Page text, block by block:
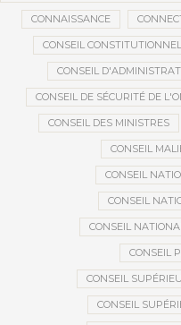
CONNAISSANCE
CONSEIL CONSTITUTIONNEL
CONSEIL
CONSEIL DE SÉCURITÉ DE
CONSEIL DES MINISTRES
CONSEIL
CONSEIL
CONSEIL
CONSEIL
CONSEIL
CONSEIL
CONSEIL